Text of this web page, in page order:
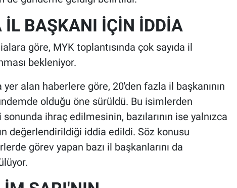
İL BAŞKANI İÇİN İDDİA
göre, MYK toplantısında çok sayıda il
bekleniyor.
yer alan haberlere göre, 20'den fazla il başkanının
olduğu öne sürüldü. Bu isimlerden
sonunda ihraç edilmesinin, bazılarının ise yalnızca
değerlendirildiği iddia edildi. Söz konusu
görev yapan bazı il başkanlarını da